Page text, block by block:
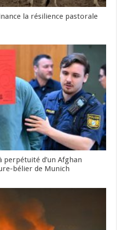
la résilience pastorale
d’un Afghan
bélier de Munich